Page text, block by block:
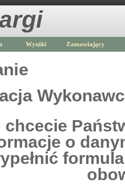
Wyniki Zamawiający
chcecie
o